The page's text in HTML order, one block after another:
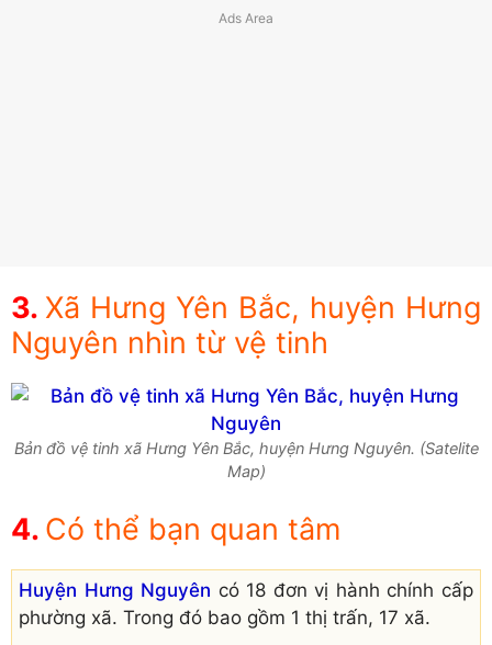
Xã Hưng Yên Bắc, huyện Hưng
Nguyên nhìn từ vệ tinh
Bản đồ vệ tinh xã Hưng Yên Bắc, huyện Hưng Nguyên. (Satelite
Map)
Có thể bạn quan tâm
Huyện Hưng Nguyên có 18 đơn vị hành chính cấp
phường xã. Trong đó bao gồm 1 thị trấn, 17 xã.